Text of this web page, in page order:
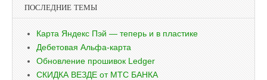
ПОСЛЕДНИЕ ТЕМЫ
Карта Яндекс Пэй — теперь и в пластике
Дебетовая Альфа-карта
Обновление прошивок Ledger
СКИДКА ВЕЗДЕ от МТС БАНКА